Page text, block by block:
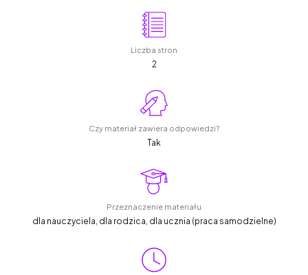
Liczba stron
2
Czy materiał zawiera odpowiedzi?
Tak
Przeznaczenie materiału
dla nauczyciela, dla rodzica, dla ucznia (praca samodzielne)